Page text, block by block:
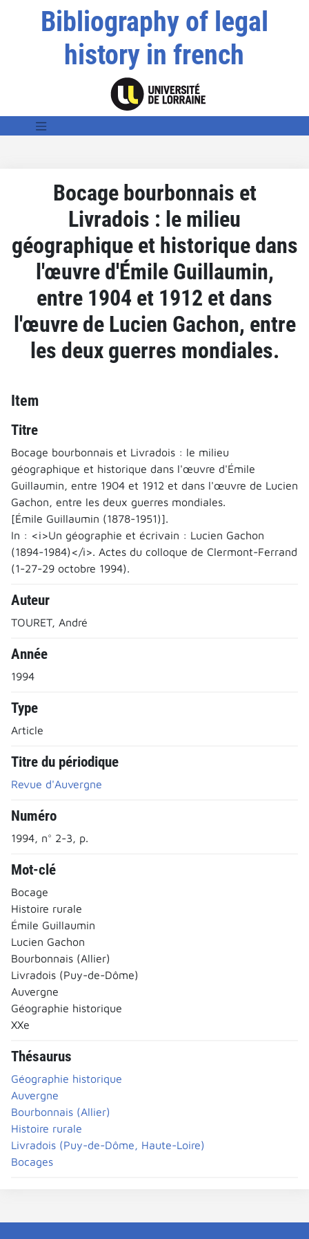
Bibliography of legal
history in french
Bocage bourbonnais et
Livradois : le milieu
géographique et historique dans
l'œuvre d'Émile Guillaumin,
entre 1904 et 1912 et dans
l'œuvre de Lucien Gachon, entre
les deux guerres mondiales.
Item
Titre
Bocage bourbonnais et Livradois : le milieu
géographique et historique dans l'œuvre d'Émile
Guillaumin, entre 1904 et 1912 et dans l'œuvre de Lucien
Gachon, entre les deux guerres mondiales.
[Émile Guillaumin (1878-1951)].
In : <i>Un géographie et écrivain : Lucien Gachon
(1894-1984)</i>. Actes du colloque de Clermont-Ferrand
(1-27-29 octobre 1994).
Auteur
TOURET, André
Année
1994
Type
Article
Titre du périodique
Revue d'Auvergne
Numéro
1994, n° 2-3, p.
Mot-clé
Bocage
Histoire rurale
Émile Guillaumin
Lucien Gachon
Bourbonnais (Allier)
Livradois (Puy-de-Dôme)
Auvergne
Géographie historique
XXe
Thésaurus
Géographie historique
Auvergne
Bourbonnais (Allier)
Histoire rurale
Livradois (Puy-de-Dôme, Haute-Loire)
Bocages